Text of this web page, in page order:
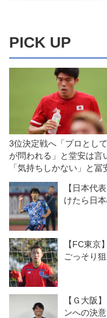
PICK UP
3位決定戦へ「プロとし
が問われる」と堂安は言
「気持ちしかない」と冨
った◎五輪のツボ6
【日本代
けたら日
【FC東京
ごっそり
【Ｇ大阪
ンへの決